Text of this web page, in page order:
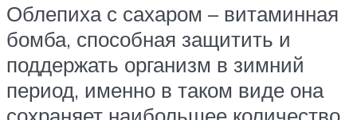
Облепиха с сахаром – витаминная
бомба, способная защитить и
поддержать организм в зимний
период, именно в таком виде она